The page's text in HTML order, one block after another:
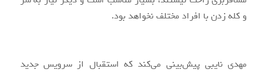
و کله زدن با افراد مختلف نخواهد بود.
مهدی نایبی پیش‌بینی می‌کند که استقبال از سرویس جدید